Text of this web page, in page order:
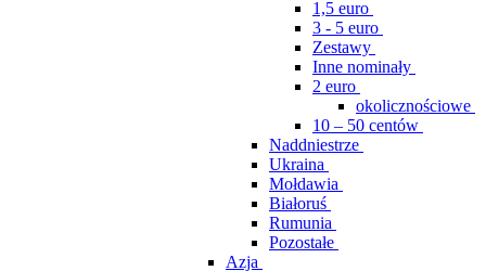
1,5 euro
3 - 5 euro
Zestawy
Inne nominały
2 euro
okolicznościowe
10 – 50 centów
Naddniestrze
Ukraina
Mołdawia
Białoruś
Rumunia
Pozostałe
Azja